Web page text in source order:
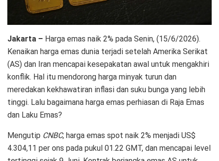
Jakarta – Harga emas naik 2% pada Senin, (15/6/2026).
Kenaikan harga emas dunia terjadi setelah Amerika Serikat
(AS) dan Iran mencapai kesepakatan awal untuk mengakhiri
konflik. Hal itu mendorong harga minyak turun dan
meredakan kekhawatiran inflasi dan suku bunga yang lebih
tinggi. Lalu bagaimana harga emas perhiasan di Raja Emas
dan Laku Emas?
Mengutip CNBC, harga emas spot naik 2% menjadi US$
4.304,11 per ons pada pukul 01.22 GMT, dan mencapai level